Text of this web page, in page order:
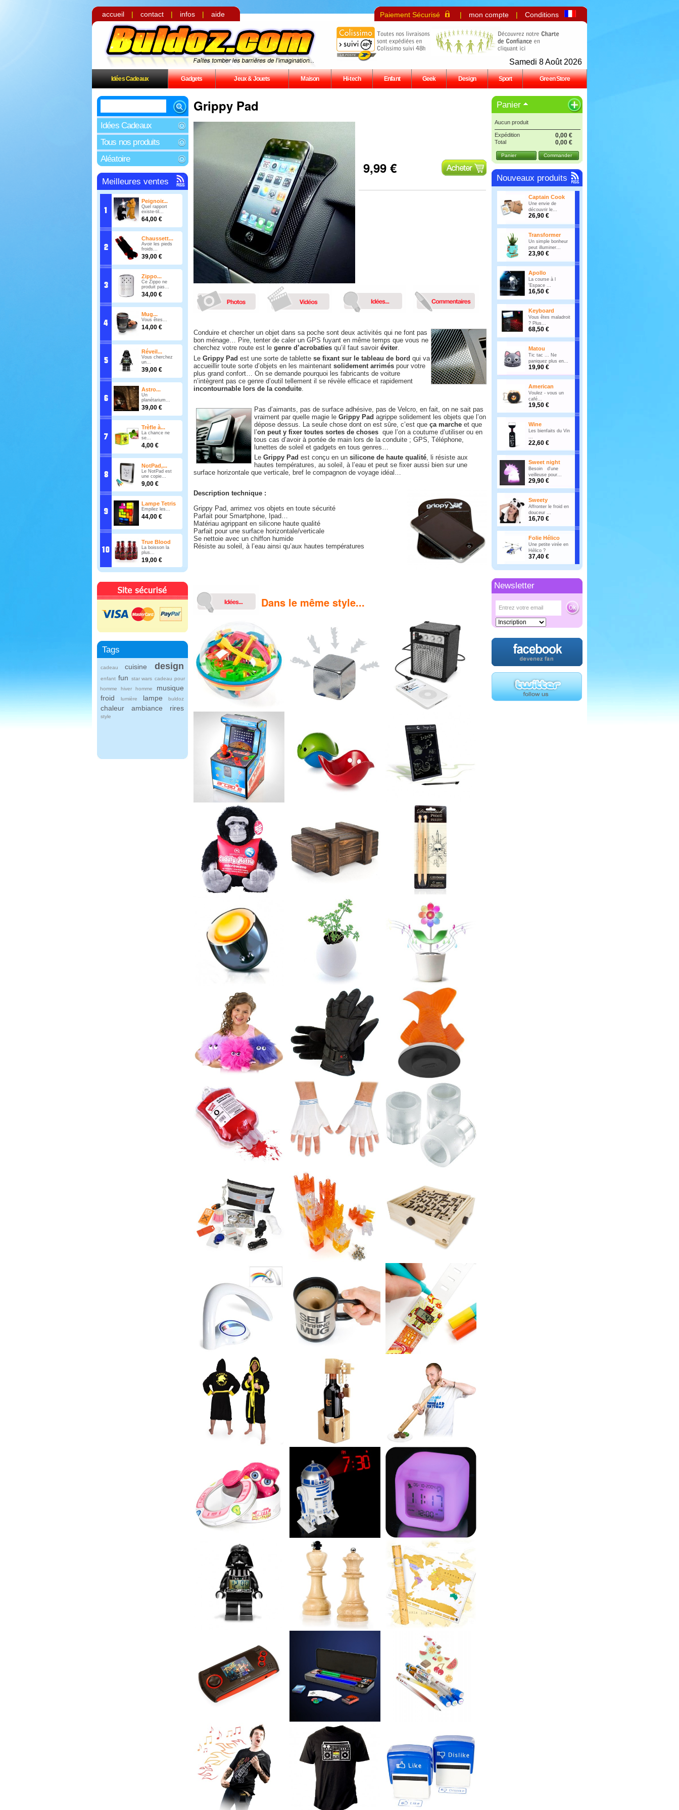
accueil | contact | infos | aide Paiement Sécurisé | mon compte | Conditions
Samedi 8 Août 2026
Idées Cadeaux Gadgets Jeux & Jouets Maison Hi-tech Enfant Geek Design Sport Green Store
Idées Cadeaux
Tous nos produits
Aléatoire
Meilleures ventes
Peignoir...
Quel rapport
existe-til...
64,00 €
Chaussett...
Avoir les pieds
froids...
39,00 €
Zippo...
Ce Zippo ne
produit pas...
34,00 €
Mug...
Vous êtes...
14,00 €
Réveil...
Vous cherchez
un...
39,00 €
Astro...
Un
planétarium...
39,00 €
Trèfle à...
La chance ne
se...
4,00 €
NotPad,...
Le NotPad est
une copie...
9,00 €
Lampe Tetris
Empilez les...
44,00 €
True Blood
La boisson la
plus...
19,00 €
Tags
cadeau cuisine design
enfant fun star wars cadeau pour
homme
hiver homme
musique
froid
lumière lampe buldoz
chaleur ambiance rires
style
Grippy Pad
9,99 €
Conduire et chercher un objet dans sa poche sont deux activités qui ne font pas
bon ménage… Pire, tenter de caler un GPS fuyant en même temps que vous ne
cherchez votre route est le genre d’acrobaties qu’il faut savoir éviter.
Le Grippy Pad est une sorte de tablette se fixant sur le tableau de bord qui va
accueillir toute sorte d’objets en les maintenant solidement arrimés pour votre
plus grand confort… On se demande pourquoi les fabricants de voiture
n’intègrent pas ce genre d’outil tellement il se révèle efficace et rapidement
incontournable lors de la conduite
Pas d’aimants, pas de surface adhésive, pas de Velcro, en fait, on ne sait pas
vraiment par quelle magie le Grippy Pad agrippe solidement les objets que l’on
dépose dessus. La seule chose dont on est sûre, c’est que ça marche et que
l’on peut y fixer toutes sortes de choses que l’on a coutume d’utiliser ou en
tous cas d’avoir à portée de main lors de la conduite ; GPS, Téléphone,
lunettes de soleil et gadgets en tous genres…
Le Grippy Pad est conçu en un silicone de haute qualité, li résiste aux
hautes températures, au soleil, à l’eau et peut se fixer aussi bien sur une
surface horizontale que verticale, bref le compagnon de voyage idéal…
Description technique :
Grippy Pad, arrimez vos objets en toute sécurité
Parfait pour Smartphone, Ipad…
Matériau agrippant en silicone haute qualité
Parfait pour une surface horizontale/verticale
Se nettoie avec un chiffon humide
Résiste au soleil, à l’eau ainsi qu’aux hautes températures
Dans le même style...
Panier
Aucun produit
Expédition 0,00 €
Total 0,00 €
Panier Commander
Nouveaux produits
Captain Cook
Une envie de
découvrir le...
26,90 €
Transformer
Un simple bonheur
peut illuminer...
23,90 €
Apollo
La course à l
'Espace ...
16,50 €
Keyboard
Vous êtes maladroit
? Plus...
68,50 €
Matou
Tic tac ... Ne
paniquez plus en...
19,90 €
American
Voulez - vous un
café...
19,50 €
Wine
Les bienfaits du Vin
...
22,60 €
Sweet night
Besoin d'une
veilleuse pour...
29,90 €
Sweety
Affronter le froid en
douceur ...
16,70 €
Folie Hélico
Une petite virée en
Hélico ?
37,40 €
Newsletter